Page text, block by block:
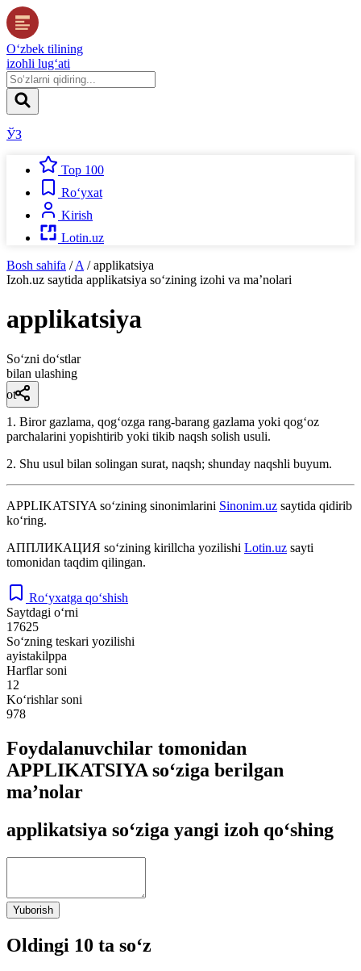
O‘zbek tilining
izohli lug‘ati
ЎЗ
Top 100
Ro‘yxat
Kirish
Lotin.uz
Bosh sahifa / A / applikatsiya
Izoh.uz saytida applikatsiya so‘zining izohi va ma’nolari
applikatsiya
So‘zni do‘stlar
bilan ulashing
ot
1. Biror gazlama, qogʻozga rang-barang gazlama yoki qogʻoz
parchalarini yopishtirib yoki tikib naqsh solish usuli.
2. Shu usul bilan solingan surat, naqsh; shunday naqshli buyum.
APPLIKATSIYA so‘zining sinonimlarini Sinonim.uz saytida qidirib
ko‘ring.
АППЛИКАЦИЯ so‘zining kirillcha yozilishi Lotin.uz sayti
tomonidan taqdim qilingan.
Ro‘yxatga qo‘shish
Saytdagi o‘rni
17625
So‘zning teskari yozilishi
ayistakilppa
Harflar soni
12
Ko‘rishlar soni
978
Foydalanuvchilar tomonidan
APPLIKATSIYA so‘ziga berilgan
ma’nolar
applikatsiya so‘ziga yangi izoh qo‘shing
Yuborish
Oldingi 10 ta so‘z